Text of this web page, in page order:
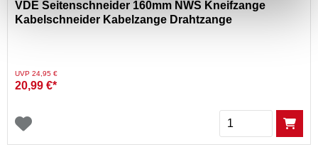
VDE Seitenschneider 160mm NWS Kneifzange
Kabelschneider Kabelzange Drahtzange
Preis reduziert von
UVP 24,95 €auf
20,99 €*
Menge